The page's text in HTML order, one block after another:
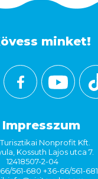
minket!
Impresszum
Nonprofit Kft.
Kossuth Lajos utca 7.
12418507-2-04
561-680 +36-66/561-681